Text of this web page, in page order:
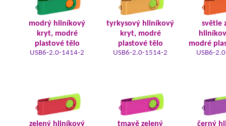
modrý hliníkový
kryt, modré
plastové tělo
USB6-2.0-1414-2
tyrkysový hliníkový
kryt, modré
plastové tělo
USB6-2.0-1514-2
světle
modré
USB6-
zelený hliníkový tmavě zelený černý